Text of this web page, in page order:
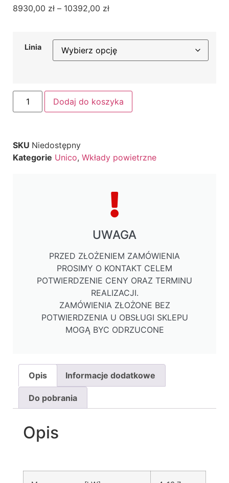
8930,00 zł – 10392,00 zł
Linia
Dodaj do koszyka
SKU Niedostępny
Kategorie Unico, Wkłady powietrzne
UWAGA
PRZED ZŁOŻENIEM ZAMÓWIENIA
PROSIMY O KONTAKT CELEM
POTWIERDZENIE CENY ORAZ TERMINU
REALIZACJI.
ZAMÓWIENIA ZŁOŻONE BEZ
POTWIERDZENIA U OBSŁUGI SKLEPU
MOGĄ BYC ODRZUCONE
Opis Informacje dodatkowe
Do pobrania
Opis